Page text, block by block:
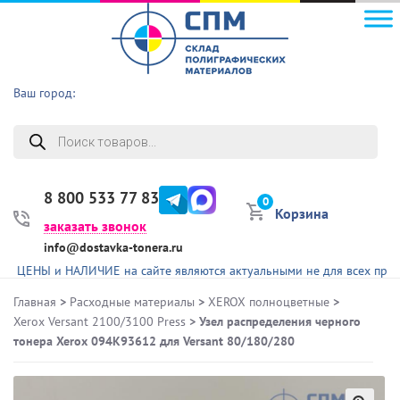
Ваш город:
Поиск
товаров
8 800 533 77 83
заказать звонок
info@dostavka-tonera.ru
0
Корзина
на сайте являются актуальными не для всех
Главная > Расходные материалы > XEROX полноцветные >
Xerox Versant 2100/3100 Press > Узел распределения черного
тонера Xerox 094K93612 для Versant 80/180/280